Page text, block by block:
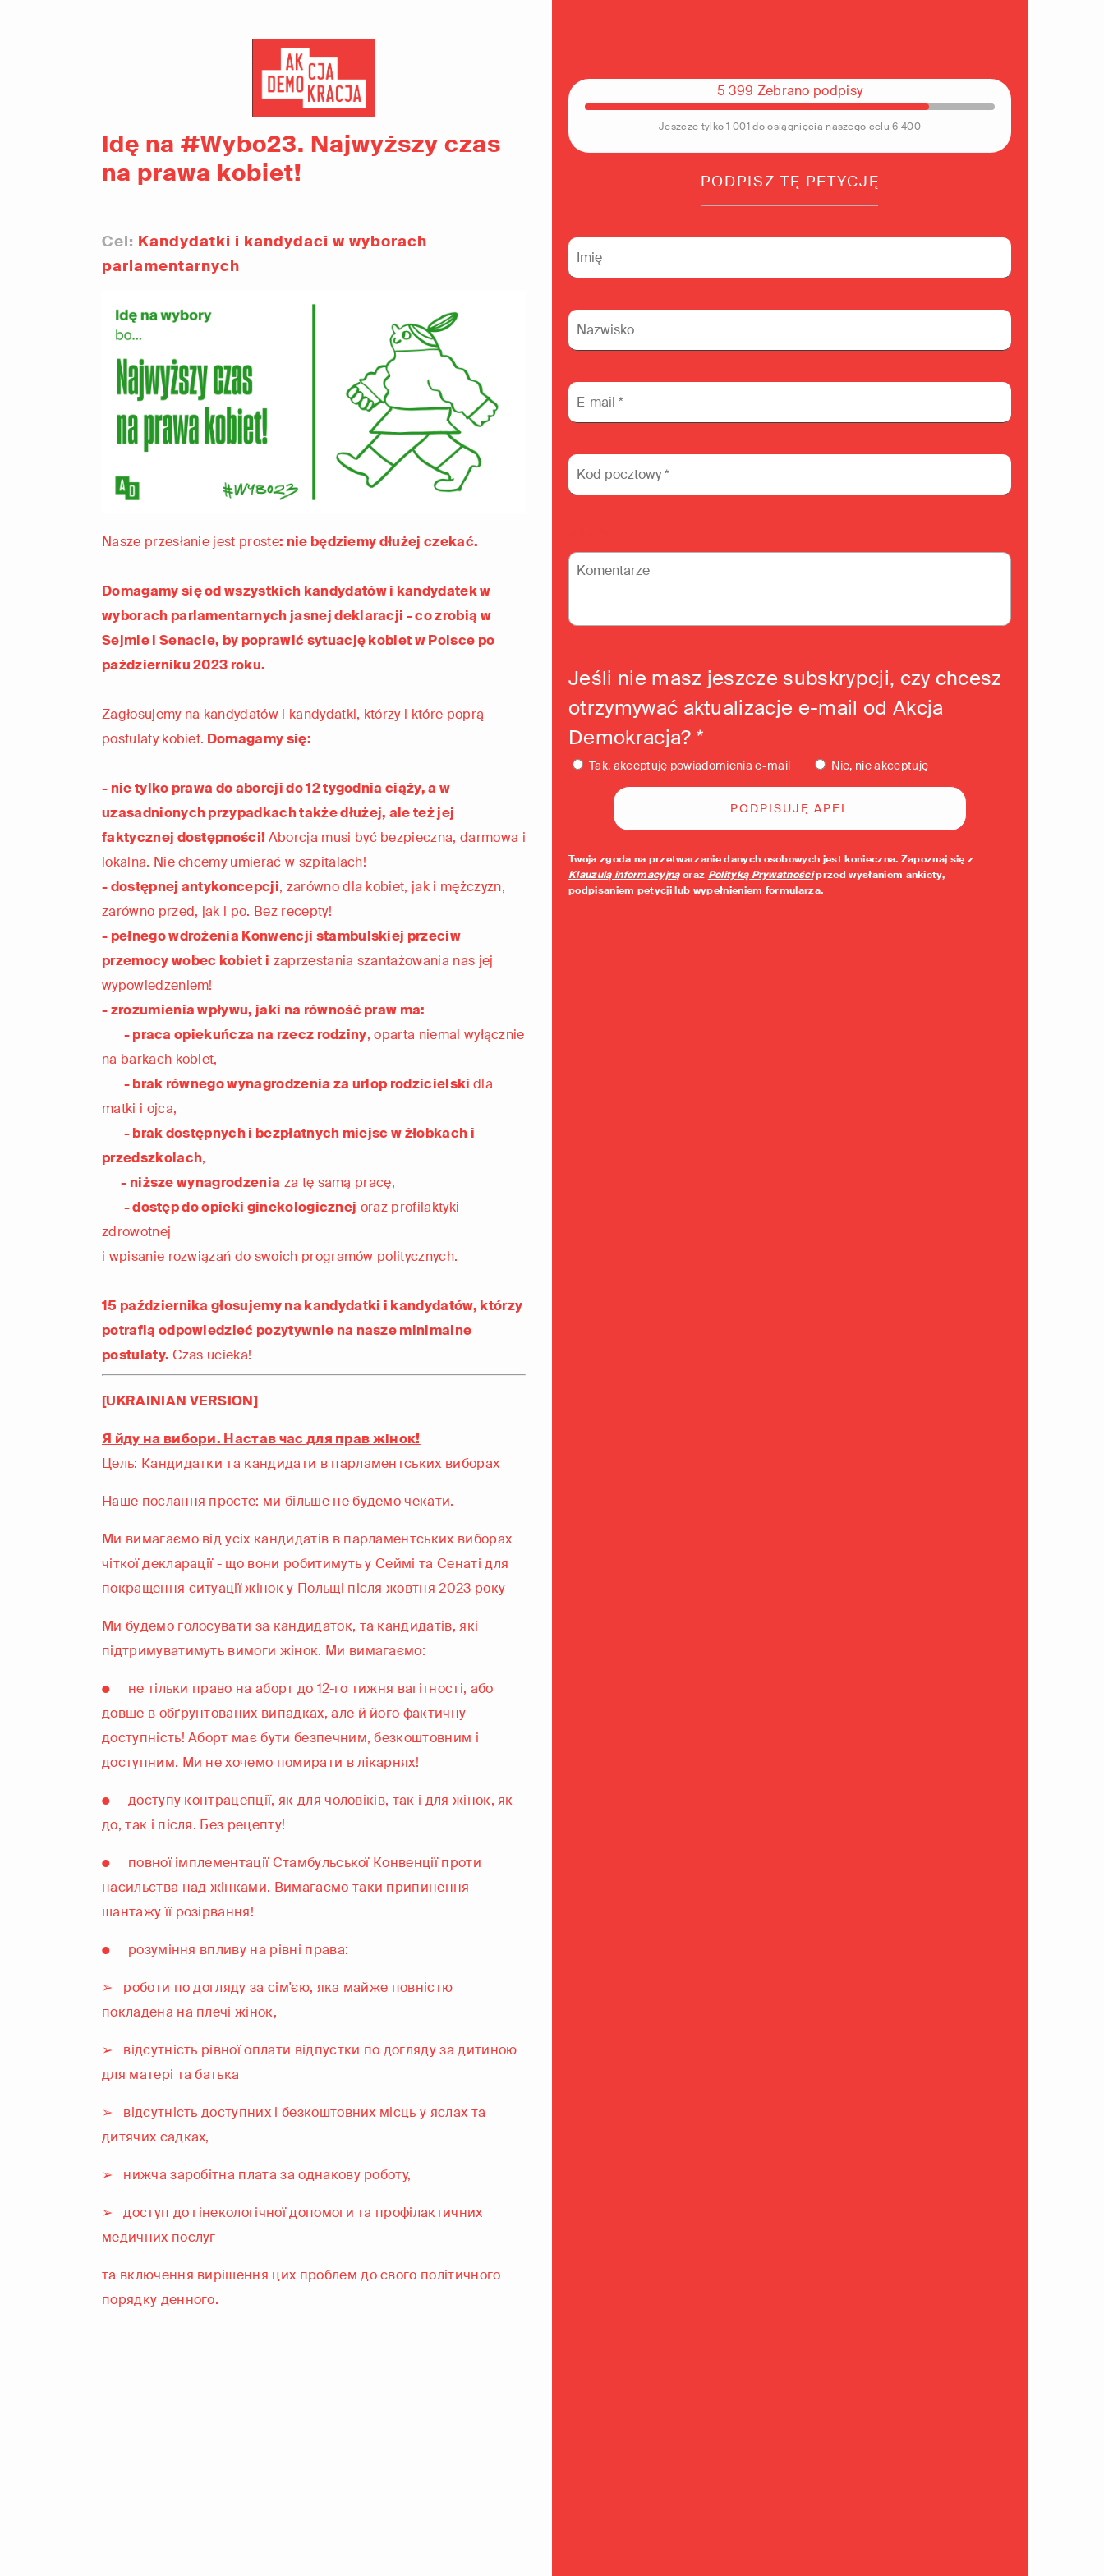
Idę na #Wybo23. Najwyższy czas
na prawa kobiet!
Cel: Kandydatki i kandydaci w wyborach
parlamentarnych
Nasze przesłanie jest proste: nie będziemy dłużej czekać.
Domagamy się od wszystkich kandydatów i kandydatek w
wyborach parlamentarnych jasnej deklaracji - co zrobią w
Sejmie i Senacie, by poprawić sytuację kobiet w Polsce po
październiku 2023 roku.
Zagłosujemy na kandydatów i kandydatki, którzy i które poprą
postulaty kobiet. Domagamy się:
- nie tylko prawa do aborcji do 12 tygodnia ciąży, a w
uzasadnionych przypadkach także dłużej, ale też jej
faktycznej dostępności!Aborcja musi być bezpieczna, darmowa i
lokalna. Nie chcemy umierać w szpitalach!
- dostępnej antykoncepcji, zarówno dla kobiet, jak i mężczyzn,
zarówno przed, jak i po. Bez recepty!
- pełnego wdrożenia Konwencji stambulskiej przeciw
przemocy wobec kobiet i zaprzestania szantażowania nas jej
wypowiedzeniem!
- zrozumienia wpływu, jaki na równość praw ma:
- praca opiekuńcza na rzecz rodziny, oparta niemal wyłącznie
na barkach kobiet,
- brak równego wynagrodzenia za urlop rodzicielski dla
matki i ojca,
- brak dostępnych i bezpłatnych miejsc w żłobkach i
przedszkolach,
- niższe wynagrodzenia za tę samą pracę,
- dostęp do opieki ginekologicznej oraz profilaktyki
zdrowotnej
i wpisanie rozwiązań do swoich programów politycznych.
15 października głosujemy na kandydatki i kandydatów, którzy
potrafią odpowiedzieć pozytywnie na nasze minimalne
postulaty. Czas ucieka!
[UKRAINIAN VERSION]
Я йду на вибори. Настав час для прав жінок!
Цель: Кандидатки та кандидати в парламентських виборах
Наше послання просте: ми більше не будемо чекати.
Ми вимагаємо від усіх кандидатів в парламентських виборах
чіткої декларації - що вони робитимуть у Сеймі та Сенаті для
покращення ситуації жінок у Польщі після жовтня 2023 року
Ми будемо голосувати за кандидаток, та кандидатів, які
підтримуватимуть вимоги жінок. Ми вимагаємо:
● не тільки право на аборт до 12-го тижня вагітності, або
довше в обґрунтованих випадках, але й його фактичну
доступність! Аборт має бути безпечним, безкоштовним і
доступним. Ми не хочемо помирати в лікарнях!
● доступу контрацепції, як для чоловіків, так і для жінок, як
до, так і після. Без рецепту!
● повної імплементації Стамбульської Конвенції проти
насильства над жінками. Вимагаємо таки припинення
шантажу її розірвання!
● розуміння впливу на рівні права:
➢ роботи по догляду за сім'єю, яка майже повністю
покладена на плечі жінок,
➢ відсутність рівної оплати відпустки по догляду за дитиною
для матері та батька
➢ відсутність доступних і безкоштовних місць у яслах та
дитячих садках,
➢ нижча заробітна плата за однакову роботу,
➢ доступ до гінекологічної допомоги та профілактичних
медичних послуг
та включення вирішення цих проблем до свого політичного
порядку денного.
5 399 Zebrano podpisy
Jeszcze tylko 1 001 do osiągnięcia naszego celu 6 400
PODPISZ TĘ PETYCJĘ
Jeśli nie masz jeszcze subskrypcji, czy chcesz
otrzymywać aktualizacje e-mail od Akcja
Demokracja? *
Tak, akceptuję powiadomienia e-mail Nie, nie akceptuję
Twoja zgoda na przetwarzanie danych osobowych jest konieczna. Zapoznaj się z
Klauzulą informacyjnąoraz Polityką Prywatnościprzed wysłaniem ankiety,
podpisaniem petycji lub wypełnieniem formularza.